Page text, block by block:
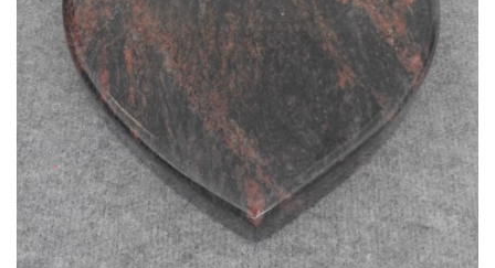
POMNÍKOVÉ DOPLŇKY
FOTOPORCELÁN
VZORKOVNÍK KAMENE
FOTOALBUM